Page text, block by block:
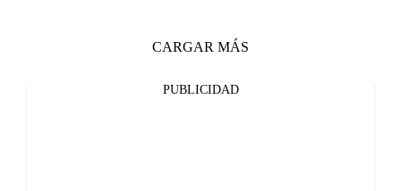
CARGAR MÁS
PUBLICIDAD